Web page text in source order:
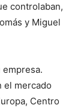
controlaban,
y Miguel
el mercado
Centro